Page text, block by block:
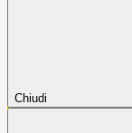
Chiudi